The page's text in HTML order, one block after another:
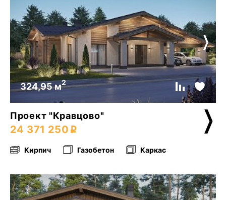
324,95 м2
Проект "Кравцово"
24 371 250
Кирпич Газобетон Каркас